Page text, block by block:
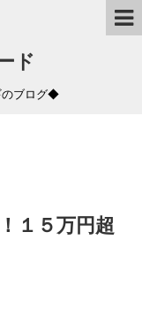
ド
ブログ◆
１５万円超